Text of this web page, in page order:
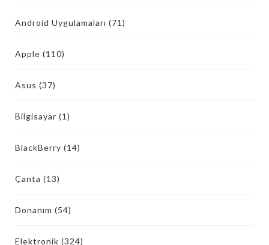
Android Uygulamaları (71)
Apple (110)
Asus (37)
Bilgisayar (1)
BlackBerry (14)
Çanta (13)
Donanım (54)
Elektronik (324)